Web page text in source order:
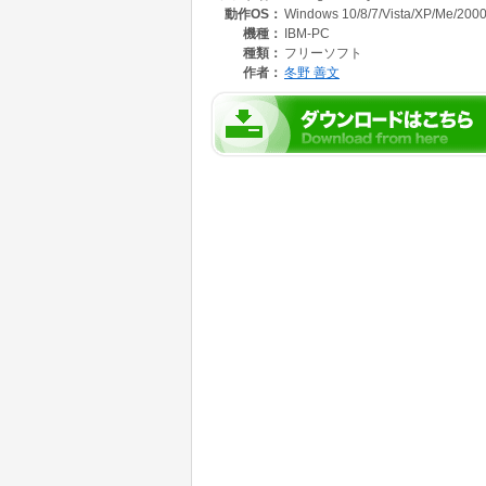
ディレクトリ以下のファイルも再帰的に処理
レジストリは使用しません。
USBメモリなどに入れて持ち運びできるポー
動作OS： Windows 10/8/7/Vista/XP/Me/
機種：
IBM-PC
種類： フリーソフト
作者： 冬野 善文